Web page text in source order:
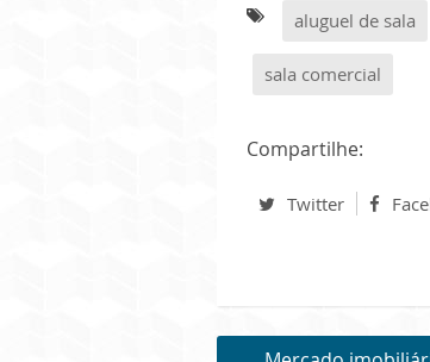
aluguel de sala
sala comercial
Compartilhe:
Twitter